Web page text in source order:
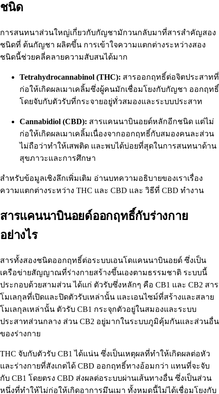
ชนิด
การสนทนาส่วนใหญ่เกี่ยวกับกัญชามักวนกลับมาที่สารสำคัญสอง
ชนิดที่ ต้นกัญชา ผลิตขึ้น การเข้าใจความแตกต่างระหว่างสอง
ชนิดนี้ช่วยคลี่คลายความสับสนได้มาก
Tetrahydrocannabinol (THC): สารออกฤทธิ์ต่อจิตประสาทที่
ก่อให้เกิดผลเมาเคลิ้มซึ่งผู้คนมักเชื่อมโยงกับกัญชา ออกฤทธิ์
โดยจับกับตัวรับที่กระจายอยู่ทั่วสมองและระบบประสาท
Cannabidiol (CBD): สารแคนนาบินอยด์หลักอีกชนิด แต่ไม่
ก่อให้เกิดผลเมาเคลิ้มเนื่องจากออกฤทธิ์กับสมองคนละส่วน
ไม่ถือว่าทำให้เสพติด และพบได้บ่อยที่สุดในการสนทนาด้าน
สุขภาวะและการศึกษา
สำหรับข้อมูลเชิงลึกเพิ่มเติม อ่านบทความอธิบายของเราเรื่อง
ความแตกต่างระหว่าง THC และ CBD และ วิธีที่ CBD ทำงาน
สารแคนนาบินอยด์ออกฤทธิ์กับร่างกาย
อย่างไร
สารทั้งสองชนิดออกฤทธิ์ต่อระบบเอนโดแคนนาบินอยด์ ซึ่งเป็น
เครือข่ายสัญญาณที่ร่างกายสร้างขึ้นเองตามธรรมชาติ ระบบนี้
ประกอบด้วยสามส่วน ได้แก่ ตัวรับซึ่งหลักๆ คือ CB1 และ CB2 สาร
โมเลกุลที่เปิดและปิดตัวรับเหล่านั้น และเอนไซม์ที่สร้างและสลาย
โมเลกุลเหล่านั้น ตัวรับ CB1 กระจุกตัวอยู่ในสมองและระบบ
ประสาทส่วนกลาง ส่วน CB2 อยู่มากในระบบภูมิคุ้มกันและส่วนอื่น
ของร่างกาย
THC จับกับตัวรับ CB1 ได้แน่น ซึ่งเป็นเหตุผลที่ทำให้เกิดผลต่อหัว
และร่างกายที่สังเกตได้ CBD ออกฤทธิ์ทางอ้อมกว่า แทนที่จะจับ
กับ CB1 โดยตรง CBD ส่งผลต่อระบบผ่านเส้นทางอื่น ซึ่งเป็นส่วน
หนึ่งที่ทำให้ไม่ก่อให้เกิดอาการมึนเมา ทั้งหมดนี้ไม่ได้เชื่อมโยงกับ